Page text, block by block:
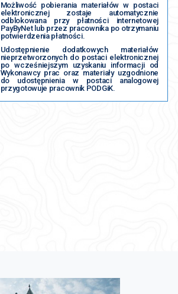
Możliwość pobierania materiałów w postaci
elektronicznej zostaje automatycznie
odblokowana przy płatności internetowej
PayByNet lub przez pracownika po otrzymaniu
potwierdzenia płatności.
Udostępnienie dodatkowych materiałów
nieprzetworzonych do postaci elektronicznej
po wcześniejszym uzyskaniu informacji od
Wykonawcy prac oraz materiały uzgodnione
do udostępnienia w postaci analogowej
przygotowuje pracownik PODGiK.